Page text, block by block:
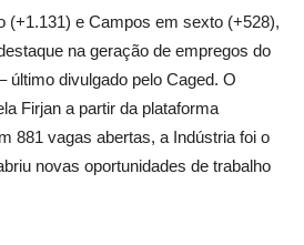
(+1.131) e Campos em sexto (+528),
na geração de empregos do
último divulgado pelo Caged. O
Firjan a partir da plataforma
881 vagas abertas, a Indústria foi o
novas oportunidades de trabalho